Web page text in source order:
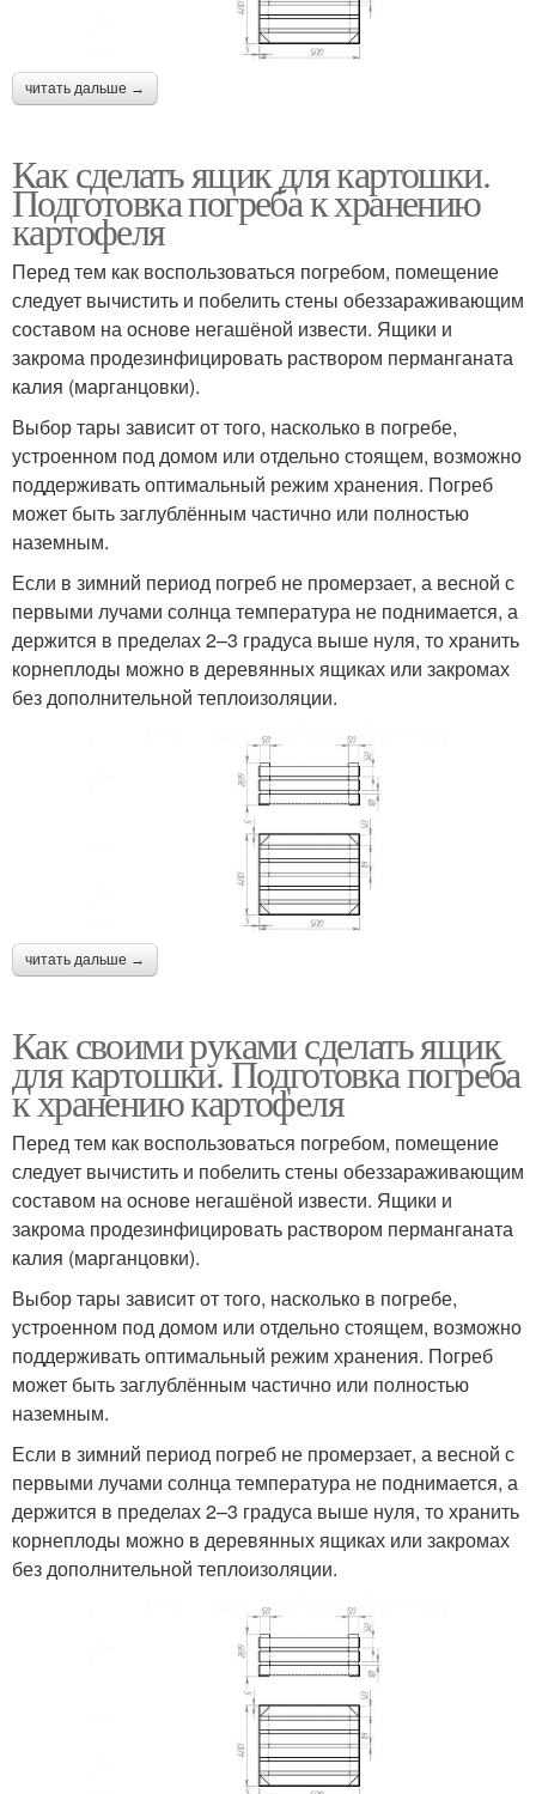
читать дальше →
Как сделать ящик для картошки.
Подготовка погреба к хранению
картофеля
Перед тем как воспользоваться погребом, помещение
следует вычистить и побелить стены обеззараживающим
составом на основе негашёной извести. Ящики и
закрома продезинфицировать раствором перманганата
калия (марганцовки).
Выбор тары зависит от того, насколько в погребе,
устроенном под домом или отдельно стоящем, возможно
поддерживать оптимальный режим хранения. Погреб
может быть заглублённым частично или полностью
наземным.
Если в зимний период погреб не промерзает, а весной с
первыми лучами солнца температура не поднимается, а
держится в пределах 2–3 градуса выше нуля, то хранить
корнеплоды можно в деревянных ящиках или закромах
без дополнительной теплоизоляции.
читать дальше →
Как своими руками сделать ящик
для картошки. Подготовка погреба
к хранению картофеля
Перед тем как воспользоваться погребом, помещение
следует вычистить и побелить стены обеззараживающим
составом на основе негашёной извести. Ящики и
закрома продезинфицировать раствором перманганата
калия (марганцовки).
Выбор тары зависит от того, насколько в погребе,
устроенном под домом или отдельно стоящем, возможно
поддерживать оптимальный режим хранения. Погреб
может быть заглублённым частично или полностью
наземным.
Если в зимний период погреб не промерзает, а весной с
первыми лучами солнца температура не поднимается, а
держится в пределах 2–3 градуса выше нуля, то хранить
корнеплоды можно в деревянных ящиках или закромах
без дополнительной теплоизоляции.